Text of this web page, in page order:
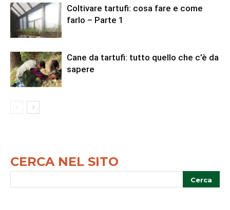
Coltivare tartufi: cosa fare e come
farlo – Parte 1
Cane da tartufi: tutto quello che c’è da
sapere
CERCA NEL SITO